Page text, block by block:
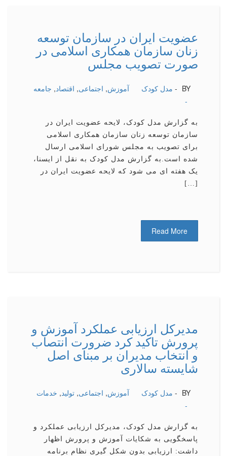
عضویت ایران در سازمان توسعه
زنان سازمان همکاری اسلامی در
صورت تصویب مجلس
BY - مدل کودک آموزش, اجتماعی, اقتصاد, جامعه
-
به گزارش مدل کودک، لایحه عضویت ایران در
سازمان توسعه زنان سازمان همکاری اسلامی
برای تصویب به مجلس شورای اسلامی ارسال
شده است.به گزارش مدل کودک به نقل از ایسنا،
یک هفته ای می شود که لایحه عضویت ایران در
[…]
Read More
مدیركل ارزیابی عملكرد آموزش و
پرورش تاكید كرد ضرورت انتصاب
و انتخاب مدیران بر مبنای اصل
شایسته سالاری
BY - مدل کودک آموزش, اجتماعی, تولید, خدمات
-
به گزارش مدل کودک، مدیرکل ارزیابی عملکرد و
پاسخگویی به شکایات آموزش و پرورش اظهار
داشت: ارزیابی بدون شکل گیری نظام برنامه